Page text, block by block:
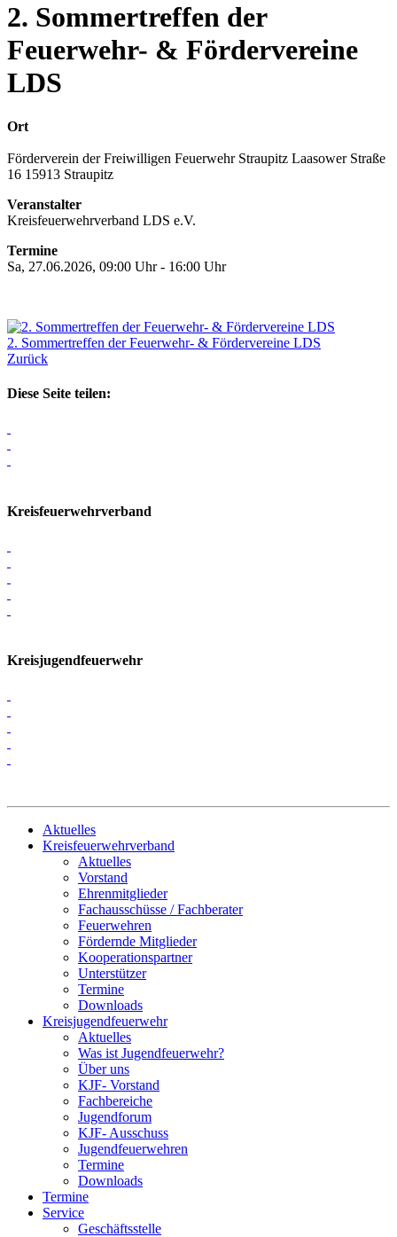
2. Sommertreffen der
Feuerwehr- & Fördervereine
LDS
Ort
Förderverein der Freiwilligen Feuerwehr Straupitz Laasower Straße
16 15913 Straupitz
Veranstalter
Kreisfeuerwehrverband LDS e.V.
Termine
Sa, 27.06.2026, 09:00 Uhr - 16:00 Uhr
2. Sommertreffen der Feuerwehr- & Fördervereine LDS
Zurück
Diese Seite teilen:
Kreisfeuerwehrverband
Kreisjugendfeuerwehr
Aktuelles
Kreisfeuerwehrverband
Aktuelles
Vorstand
Ehrenmitglieder
Fachausschüsse / Fachberater
Feuerwehren
Fördernde Mitglieder
Kooperationspartner
Unterstützer
Termine
Downloads
Kreisjugendfeuerwehr
Aktuelles
Was ist Jugendfeuerwehr?
Über uns
KJF- Vorstand
Fachbereiche
Jugendforum
KJF- Ausschuss
Jugendfeuerwehren
Termine
Downloads
Termine
Service
Geschäftsstelle